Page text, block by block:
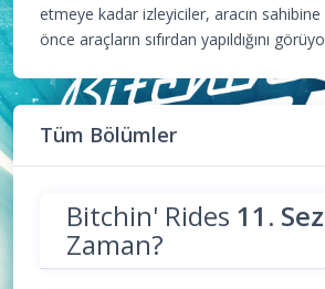
etmeye kadar izleyiciler, aracın
önce araçların sıfırdan yapıldığını
Tüm Bölümler
Bitchin' Rides 11.
Zaman?